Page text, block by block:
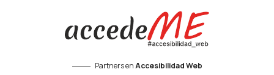
Partners enAccesibilidad Web